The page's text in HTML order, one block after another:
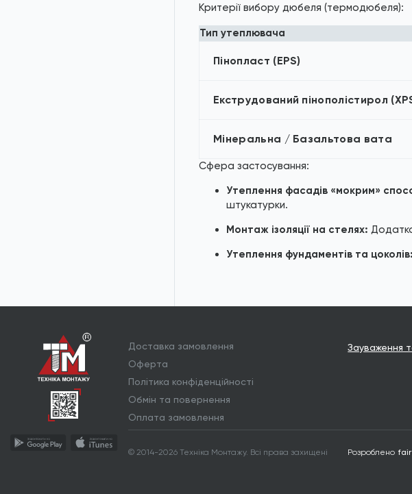
Критерії вибору дюбеля (термодюбеля):
Тип утеплювача
Пінопласт (EPS)
Екструдований пінополістирол
Мінеральна / Базальтова вата
Сфера застосування:
Утеплення фасадів «мокрим»
штукатурки.
Монтаж ізоляції на стелях:
Утеплення фундаментів та цоколів:
Доставка замовлення
Оферта
Політика конфіденційності
Обмін та повернення
Оплата замовлення
Зауваження
© 2014-2026 Техніка Монтажу. Всі права захищені Розроблено